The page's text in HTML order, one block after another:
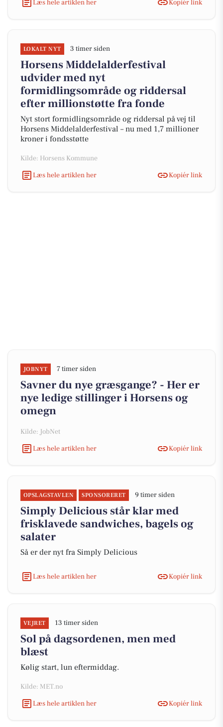
Læs hele artiklen her Kopiér link
LOKALT NYT 3 timer siden
Horsens Middelalderfestival
udvider med nyt
formidlingsområde og riddersal
efter millionstøtte fra fonde
Nyt stort formidlingsområde og riddersal på vej til
Horsens Middelalderfestival – nu med 1,7 millioner
kroner i fondsstøtte
Kilde: Horsens Kommune
Læs hele artiklen her
Kopiér link
JOBNYT 7 timer siden
Savner du nye græsgange? - Her er
nye ledige stillinger i Horsens og
omegn
Kilde: JobNet
Læs hele artiklen her
Kopiér link
OPSLAGSTAVLEN SPONSORERET 9 timer siden
Simply Delicious står klar med
frisklavede sandwiches, bagels og
salater
Så er der nyt fra Simply Delicious
Læs hele artiklen her Kopiér link
VEJRET 13 timer siden
Sol på dagsordenen, men med
blæst
Kølig start, lun eftermiddag.
Kilde: MET.no
Læs hele artiklen her
Kopiér link